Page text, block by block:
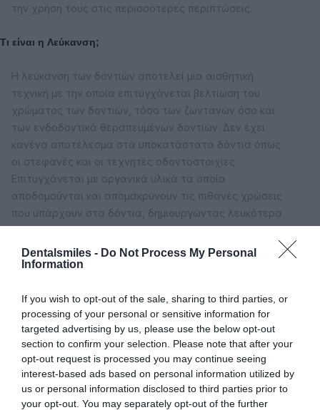
Dentalsmiles - Do Not Process My Personal
Information
If you wish to opt-out of the sale, sharing to third parties, or
processing of your personal or sensitive information for
targeted advertising by us, please use the below opt-out
section to confirm your selection. Please note that after your
opt-out request is processed you may continue seeing
interest-based ads based on personal information utilized by
us or personal information disclosed to third parties prior to
your opt-out. You may separately opt-out of the further
την χρήση τους στις περισσότερες περιπτώσεις.
Τι είναι η Λεύκανση;
Η λεύκανση των δοντιών αποτελεί μια αισθητική
τεχνική με την οποία επιτυγχάνεται βελτίωση του
χρώματος των δοντιών, τόσο των ζωντανών όσο και
των ενδοδοντικά θεραπευμένων δοντιών. Δεν έχει
κανένα αποτέλεσμα στα υποκατάστατα δόντια όπως
οι στεφανές και οι τεχνητές οδοντοστοιχίες.
Επιτυγχάνεται με οργανικά υλικά τα οποία
αποδομούνται και απομακρύνουν τις πιθανές χρώσεις
που υπάρχουν στα δόντια, δημιουργώντας λευκότερα
και πιο λαμπερά δόντια. Το αποτέλεσμα που
επιτυγχάνεται δεν είναι μόνιμο. Οι έρευνες έχουν
δείξει ότι διαρκεί γύρω στα 2-3 χρόνια με την
κανόνες. Οι μέθοδοι που χρησιμοποιούνται μπορούν να
εφαρμοστούν στο ιατρείο ή στο σπίτι. Η μέθοδος που
εφαρμόζεται στο ιατρείο μπορεί να εφαρμοστεί σε μία
ή περισσότερες συνεδρίες. Στο σπίτι γίνεται με τη
χρήση νάρθηκα σε χρονικό διάστημα 1-2 εβδομάδων.
Επίσης μπορεί να γίνει ένας συνδυασμός των δύο
μεθόδων, να αρχίσει στο ιατρείο και να ολοκληρωθεί